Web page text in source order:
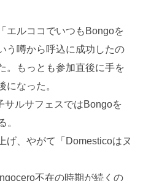
エルココでいつもBongoを
う噂から呼込に成功したの
。もっとも参加直後に手を
になった。
サルサフェスではBongoを
。
げ、やがて「Domesticoはヌ
不在の時期が続くの